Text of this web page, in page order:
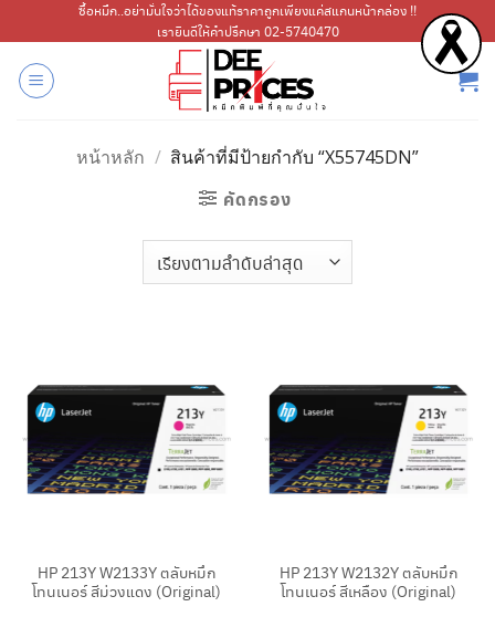
ไป
เนื้อหา
ซื้อหมึก..อย่ามั่นใจว่าได้ของแท้ราคาถูกเพียงแค่สแกนหน้ากล่อง !!
เรายินดีให้คำปรึกษา 02-5740470
หน้าหลัก / สินค้าที่มีป้ายกำกับ “X55745DN”
คัดกรอง
HP 213Y W2133Y ตลับหมึก
โทนเนอร์ สีม่วงแดง (Original)
HP 213Y W2132Y ตลับหมึก
โทนเนอร์ สีเหลือง (Original)